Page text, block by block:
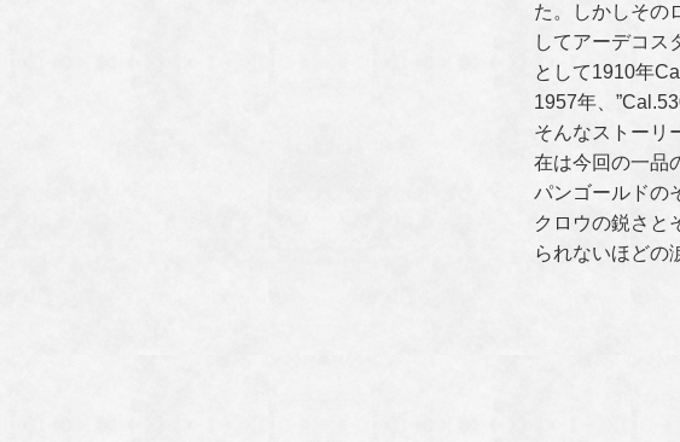
た。しかしその
してアーデコス
として1910年
1957年、
そんなストーリ
在は今回の一品
パンゴールドの
クロウの鋭さと
られないほどの